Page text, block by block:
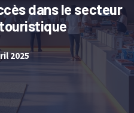
dans le secteur
2025